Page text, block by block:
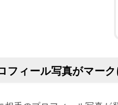
フィール写真がマー